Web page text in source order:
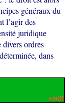
généraux du
l’agir des
juridique
divers ordres
dans